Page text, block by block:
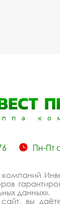
Пн-Пт
компаний
данных».
сайт, вы